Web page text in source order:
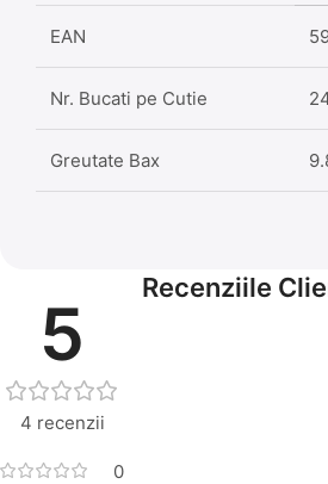
EAN
Nr. Bucati pe Cutie
Greutate Bax
Recenziile
5
4 recenzii
0